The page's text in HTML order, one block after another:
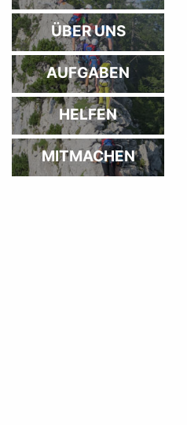
ÜBER UNS
AUFGABEN
HELFEN
MITMACHEN